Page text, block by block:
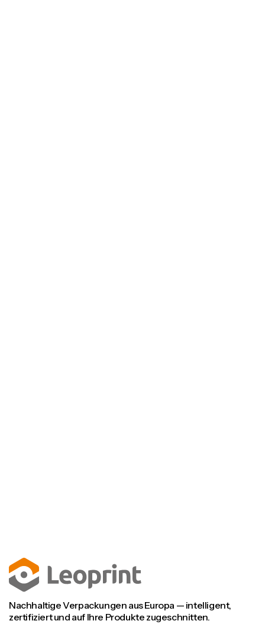
Nachhaltige Verpackungen aus Europa — intelligent,
zertifiziert und auf Ihre Produkte zugeschnitten.